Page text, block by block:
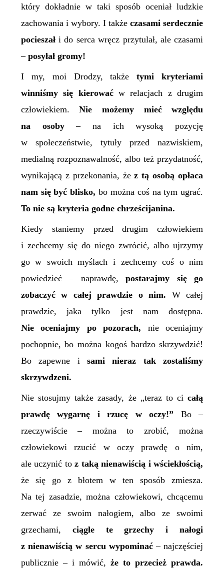
który dokładnie w taki sposób oceniał ludzkie
zachowania i wybory. I takżeczasami serdecznie
pocieszałi do serca wręcz przytulał, ale czasami
– posyłał gromy!
I my, moi Drodzy, takżetymi kryteriami
winniśmy się kierowaćw relacjach z drugim
człowiekiem.Nie możemy mieć względu
na osoby– na ich wysoką pozycję
w społeczeństwie, tytuły przed nazwiskiem,
medialną rozpoznawalność, albo też przydatność,
wynikającą z przekonania, żez tą osobą opłaca
nam się być blisko, bo można coś na tym ugrać.
To nie są kryteria godne chrześcijanina.
Kiedy staniemy przed drugim człowiekiem
i zechcemy się do niego zwrócić, albo ujrzymy
go w swoich myślach i zechcemy coś o nim
powiedzieć – naprawdę,postarajmy się go
zobaczyć w całej prawdzie o nim. W całej
prawdzie, jaka tylko jest nam dostępna.
Nie oceniajmy po pozorach, nie oceniajmy
pochopnie, bo można kogoś bardzo skrzywdzić!
Bo zapewne isami nieraz tak zostaliśmy
skrzywdzeni.
Nie stosujmy także zasady, że „teraz to cicałą
prawdęwygarnę i rzucę w oczy!” Bo –
rzeczywiście – można to zrobić, można
człowiekowi rzucić w oczy prawdę o nim,
ale uczynić toz taką nienawiścią i wściekłością,
że się go z błotem w ten sposób zmiesza.
Na tej zasadzie, można człowiekowi, chcącemu
zerwać ze swoim nałogiem, albo ze swoimi
grzechami, ciągle te grzechy i nałogi
z nienawiścią w sercu wypominać– najczęściej
publicznie – i mówić,że to przecież prawda.